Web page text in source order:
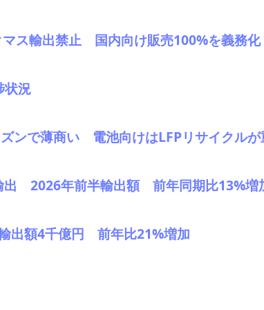
ス輸出禁止 国内向け販売100%を義務化
状況
ンで薄商い 電池向けはLFPリサイクルが
出 2026年前半輸出額 前年同期比13%増
出額4千億円 前年比21%増加